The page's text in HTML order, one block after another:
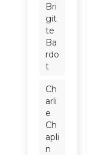
Bri
git
te
Ba
rdo
t
Ch
arli
e
Ch
apli
n